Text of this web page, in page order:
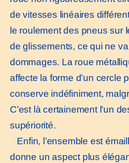
de vitesses linéaires
le roulement des pneus sur
de glissements, ce qui ne
dommages. La roue
affecte la forme d’un cercle
conserve indéfiniment,
C’est là certainement l’un
supériorité.
Enfin, l’ensemble est
donne un aspect plus